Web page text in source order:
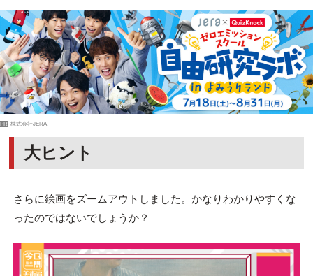
PR 株式会社JERA
大ヒント
さらに絵画をズームアウトしました。かなりわかりやすくな
ったのではないでしょうか？